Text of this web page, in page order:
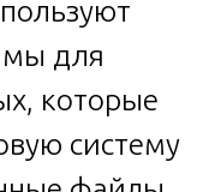
для
которые
систему